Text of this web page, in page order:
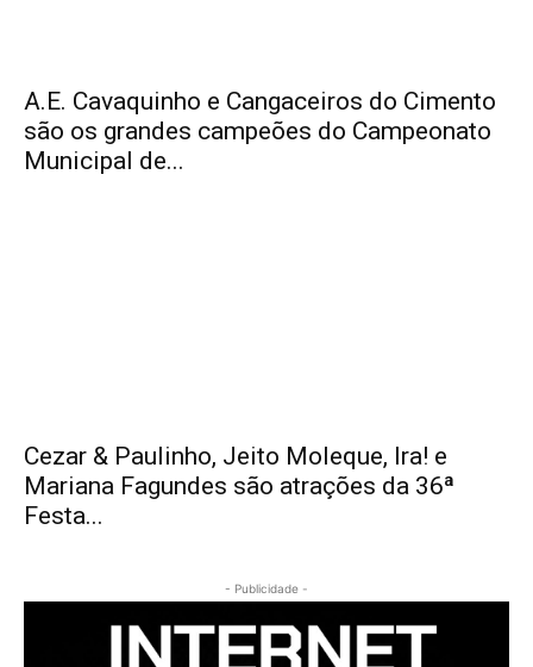
A.E. Cavaquinho e Cangaceiros do Cimento
são os grandes campeões do Campeonato
Municipal de...
Cezar & Paulinho, Jeito Moleque, Ira! e
Mariana Fagundes são atrações da 36ª
Festa...
- Publicidade -